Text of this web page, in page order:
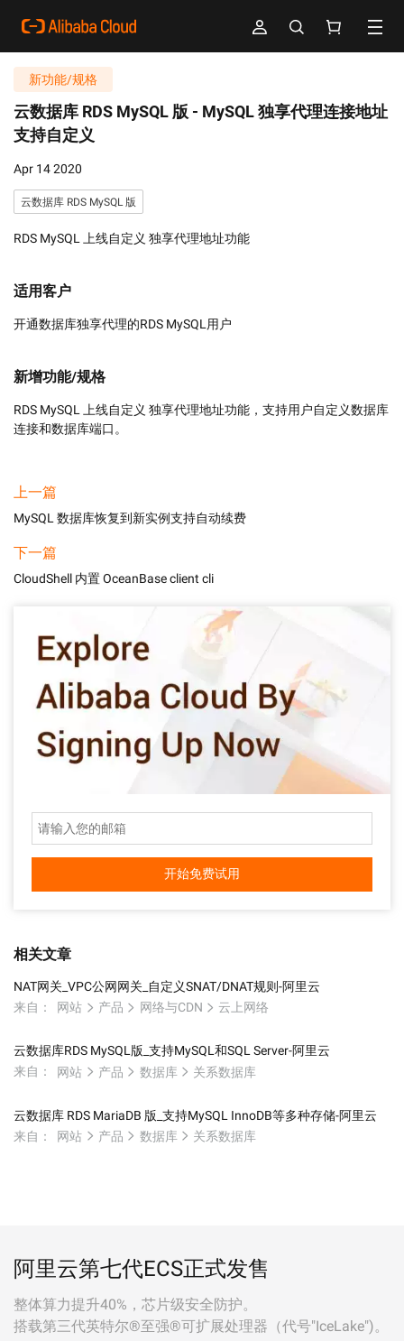
新功能/规格
云数据库 RDS MySQL 版 - MySQL 独享代理连接地址
支持自定义
Apr 14 2020
云数据库 RDS MySQL 版
RDS MySQL 上线自定义 独享代理地址功能
适用客户
开通数据库独享代理的RDS MySQL用户
新增功能/规格
RDS MySQL 上线自定义 独享代理地址功能，支持用户自定义数据库
连接和数据库端口。
上一篇
MySQL 数据库恢复到新实例支持自动续费
下一篇
CloudShell 内置 OceanBase client cli
开始免费试用
相关文章
NAT网关_VPC公网网关_自定义SNAT/DNAT规则-阿里云
来自：
网站 产品 网络与CDN 云上网络
云数据库RDS MySQL版_支持MySQL和SQL Server-阿里云
来自：
网站 产品 数据库 关系数据库
云数据库 RDS MariaDB 版_支持MySQL InnoDB等多种存储-阿里云
来自：
网站 产品 数据库 关系数据库
阿里云第七代ECS正式发售
整体算力提升40%，芯片级安全防护。
搭载第三代英特尔®至强®可扩展处理器（代号"IceLake")。